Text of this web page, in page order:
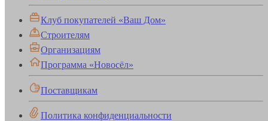
Клуб покупателей «Ваш Дом»
Строителям
Организациям
Программа «Новосёл»
Поставщикам
Политика конфиденциальности